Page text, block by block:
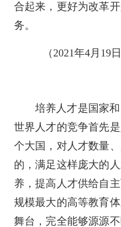
合起来，更好为改革
务。
（2021年4月19
培养人才是国家
世界人才的竞争首先
个大国，对人才数量
的，满足这样庞大的
养，提高人才供给自
规模最大的高等教育
舞台，完全能够源源